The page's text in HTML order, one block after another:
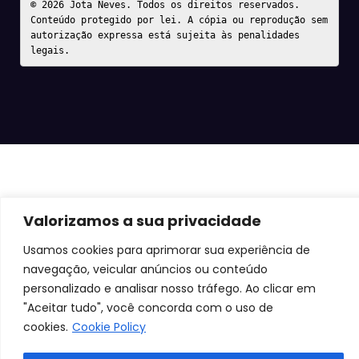
Valorizamos a sua privacidade
Usamos cookies para aprimorar sua experiência de
navegação, veicular anúncios ou conteúdo
personalizado e analisar nosso tráfego. Ao clicar em
"Aceitar tudo", você concorda com o uso de
cookies. Cookie Policy
autorização expressa está sujeita às penalidades
legais.